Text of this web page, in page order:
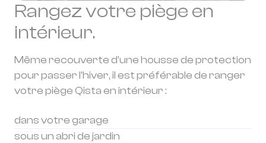
Rangez votre piège en
intérieur.
Même recouverte d'une housse de protection
pour passer l'hiver, il est préférable de ranger
votre piège Qista en intérieur :
dans votre garage
sous un abri de jardin